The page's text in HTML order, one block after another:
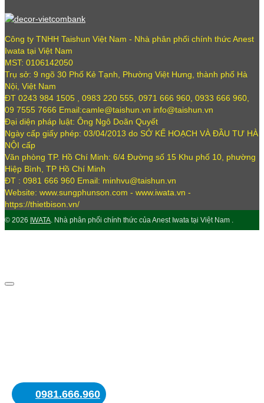
Công ty TNHH Taishun Việt Nam - Nhà phân phối chính thức Anest
Iwata tại Việt Nam
MST: 0106142050
Trụ sở: 9 ngõ 30 Phố Kẻ Tạnh, Phường Việt Hưng, thành phố Hà
Nội, Việt Nam
ĐT 0243 984 1505 , 0983 220 555, 0971 666 960, 0933 666 960,
09 7555 7666 Email:camle@taishun.vn info@taishun.vn
Đại diện pháp luật: Ông Ngô Doãn Quyết
Ngày cấp giấy phép: 03/04/2013 do SỞ KẾ HOẠCH VÀ ĐẦU TƯ HÀ
NỘI cấp
Văn phòng TP. Hồ Chí Minh: 6/4 Đường số 15 Khu phố 10, phường
Hiệp Bình, TP Hồ Chí Minh
ĐT : 0981 666 960 Email: minhvu@taishun.vn
Website: www.sungphunson.com - www.iwata.vn -
https://thietbison.vn/
© 2026 IWATA. Nhà phân phối chính thức của Anest Iwata tại Việt Nam .
0981.666.960